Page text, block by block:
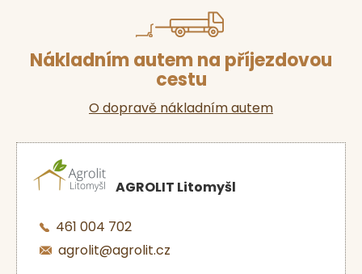
Nákladním autem na příjezdovou
cestu
O dopravě nákladním autem
AGROLIT Litomyšl
461 004 702
agrolit@agrolit.cz